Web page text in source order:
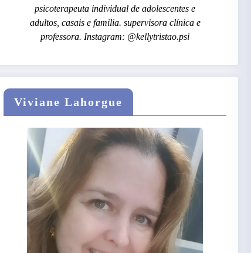
psicoterapeuta individual de adolescentes e
adultos, casais e familia. supervisora clínica e
professora. Instagram: @kellytristao.psi
Viviane Lahorgue